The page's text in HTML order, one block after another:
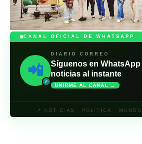
CANAL OFICIAL DE WHATSAPP
📲
✓
DIARIO CORREO
Síguenos en
noticias al instante
UNIRME AL CANAL →
📍 NOTICIAS · POLÍTICA ·